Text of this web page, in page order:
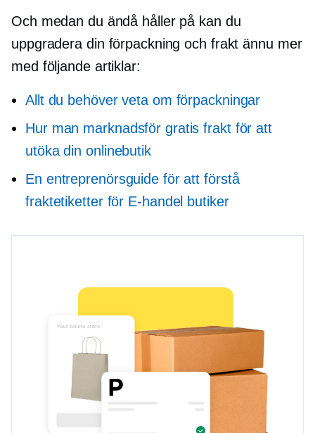
Och medan du ändå håller på kan du
uppgradera din förpackning och frakt ännu mer
med följande artiklar:
Allt du behöver veta om förpackningar
Hur man marknadsför gratis frakt för att
utöka din onlinebutik
En entreprenörsguide för att förstå
fraktetiketter för E-handel butiker